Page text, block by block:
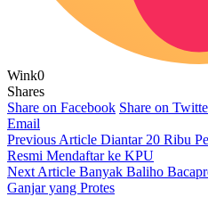
Wink0
Shares
Share on Facebook Share on
Email
Previous Article Diantar 20 Ribu
Resmi Mendaftar ke KPU
Next Article Banyak Baliho
Ganjar yang Protes